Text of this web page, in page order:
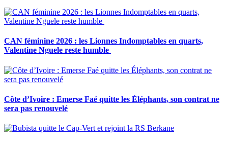
CAN féminine 2026 : les Lionnes Indomptables en quarts,
Valentine Nguele reste humble
Côte d’Ivoire : Emerse Faé quitte les Éléphants, son contrat ne
sera pas renouvelé